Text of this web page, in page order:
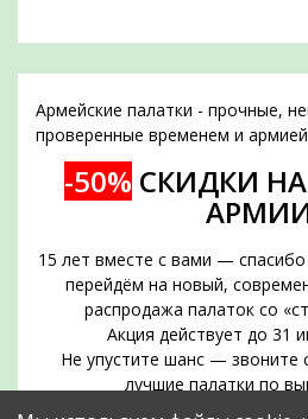
Армейские палатки - прочные,
проверенные временем и
-50% СКИДКИ
15 лет вместе с вами —
перейдём на новый,
распродажа палаток со
Акция действует до 31
Не упустите шанс — звоните
лучшие палатки по
Срок действия акции — до